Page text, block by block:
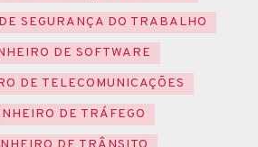
SEGURANÇA DO TRABALHO
DE SOFTWARE
DE TELECOMUNICAÇÕES
DE TRÁFEGO